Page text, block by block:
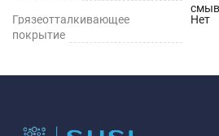
Грязеотталкивающее
покрытие
Нет